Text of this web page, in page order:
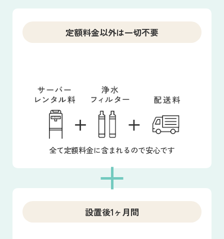
定額料金以外は一切不要
全て定額料金に含まれるので安心です
設置後1ヶ月間